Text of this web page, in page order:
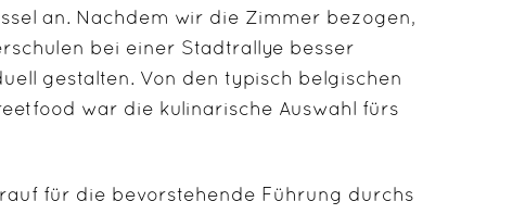
an. Nachdem wir die Zimmer bezogen,
bei einer Stadtrallye besser
gestalten. Von den typisch belgischen
war die kulinarische Auswahl fürs
für die bevorstehende Führung durchs